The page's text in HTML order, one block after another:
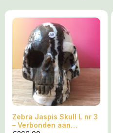
Zebra Jaspis Skull L nr 3
– Verbonden aan